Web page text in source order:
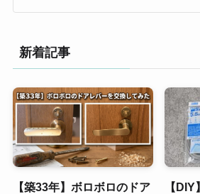
新着記事
【築33年】ボロボロのドア
【